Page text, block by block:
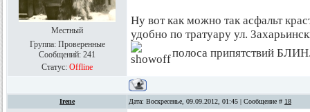
Местный
Группа: Проверенные
Сообщений: 241
Статус: Offline
Ну вот как можно так асфальт
удобно по тратуару ул.
полоса припятствий
Irene Дата: Воскресенье, 09.09.2012, 01:45 | Сообщение # 18